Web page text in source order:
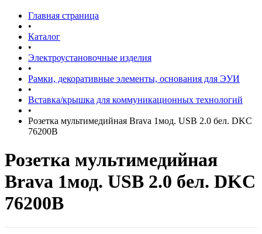
Главная страница
•
Каталог
•
Электроустановочные изделия
•
Рамки, декоративные элементы, основания для ЭУИ
•
Вставка/крышка для коммуникационных технологий
•
Розетка мультимедийная Brava 1мод. USB 2.0 бел. DKC
76200B
Розетка мультимедийная
Brava 1мод. USB 2.0 бел. DKC
76200B